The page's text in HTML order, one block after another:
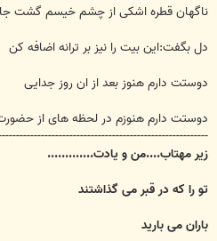
ناگهان قطره اشکی از چشم خیسم گشت
دل بگفت:این بیت را نیز بر ترانه اضافه کن
دوستت دارم هنوز بعد از ان روز جدایی
دوستت دارم هنوزم در لحظه های از
زیر مهتاب....من و یادت.............
تو را که در قبر می گذاشتند
باران می بارید